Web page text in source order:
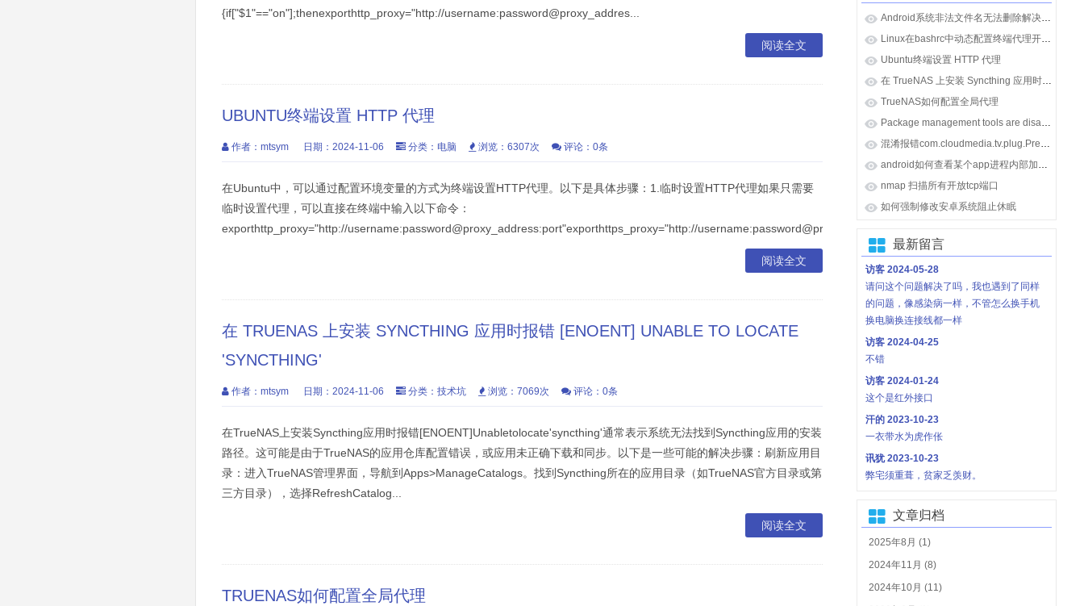
{if["$1"=="on"];thenexporthttp_proxy="http://username:password@proxy_addres...
阅读全文
UBUNTU终端设置 HTTP 代理
作者：mtsym 日期：2024-11-06 分类： 电脑 浏览：6307次 评论：0条
在Ubuntu中，可以通过配置环境变量的方式为终端设置HTTP代理。以下是具体步骤：1.临时设置HTTP代理如果只需要
临时设置代理，可以直接在终端中输入以下命令：
exporthttp_proxy="http://username:password@proxy_address:port"exporthttps_proxy="http://username:password@proxy_address:port"exportftp_proxy="http://
阅读全文
在 TRUENAS 上安装 SYNCTHING 应用时报错 [ENOENT] UNABLE TO LOCATE
'SYNCTHING'
作者：mtsym 日期：2024-11-06 分类：技术坑 浏览：7069次 评论：0条
在TrueNAS上安装Syncthing应用时报错[ENOENT]Unabletolocate'syncthing'通常表示系统无法找到Syncthing应用的安装
路径。这可能是由于TrueNAS的应用仓库配置错误，或应用未正确下载和同步。以下是一些可能的解决步骤：刷新应用目
录：进入TrueNAS管理界面，导航到Apps>ManageCatalogs。找到Syncthing所在的应用目录（如TrueNAS官方目录或第
三方目录），选择RefreshCatalog...
阅读全文
TRUENAS如何配置全局代理
Android系统非法文件名无法删除解决办法
Linux在bashrc中动态配置终端代理开启和关闭
Ubuntu终端设置 HTTP 代理
在 TrueNAS 上安装 Syncthing 应用时报错 [ENOENT] Unable to locate 'syncthing'
TrueNAS如何配置全局代理
Package management tools are disabled on TrueNAS appliances.
混淆报错com.cloudmedia.tv.plug.PreLoadPlug: can't find referenced class java.lang.invoke.MethodHandle
android如何查看某个app进程内部加载的so库
nmap 扫描所有开放tcp端口
如何强制修改安卓系统阻止休眠
最新留言
访客 2024-05-28
请问这个问题解决了吗，我也遇到了同样
的问题，像感染病一样，不管怎么换手机
换电脑换连接线都一样
访客 2024-04-25
不错
访客 2024-01-24
这个是红外接口
汗的 2023-10-23
一衣带水为虎作伥
讯犹2023-10-23
弊宅须重葺，贫家乏羡财。
文章归档
2025年8月 (1)
2024年11月 (8)
2024年10月 (11)